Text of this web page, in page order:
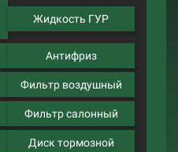
Жидкость ГУР
Антифриз
Фильтр воздушный
Фильтр салонный
Диск тормозной